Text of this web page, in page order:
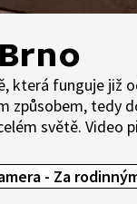
která funguje již
způsobem, tedy
světě. Video
- Za